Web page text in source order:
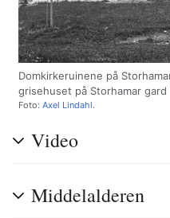
Domkirkeruinene på
grisehuset på Storhamar
Foto: Axel Lindahl.
Video
Middelalderen